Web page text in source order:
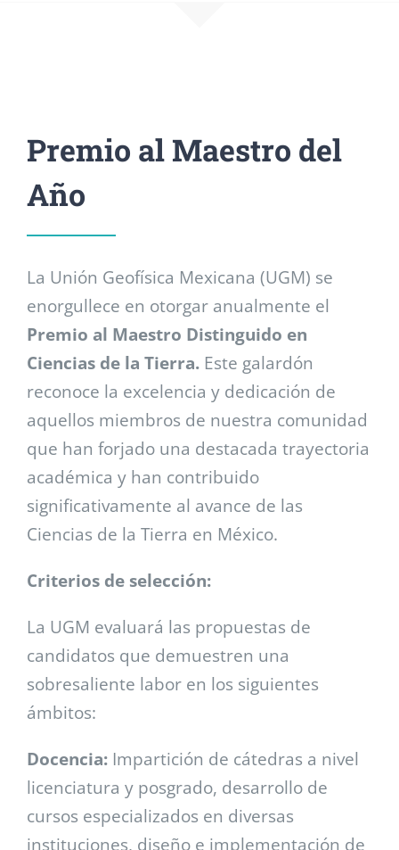
Premio al Maestro del
Año
La Unión Geofísica Mexicana (UGM) se
enorgullece en otorgar anualmente el
Premio al Maestro Distinguido en
Ciencias de la Tierra.Este galardón
reconoce la excelencia y dedicación de
aquellos miembros de nuestra comunidad
que han forjado una destacada trayectoria
académica y han contribuido
significativamente al avance de las
Ciencias de la Tierra en México.
Criterios de selección:
La UGM evaluará las propuestas de
candidatos que demuestren una
sobresaliente labor en los siguientes
ámbitos:
Docencia:Impartición de cátedras a nivel
licenciatura y posgrado, desarrollo de
cursos especializados en diversas
instituciones, diseño e implementación de